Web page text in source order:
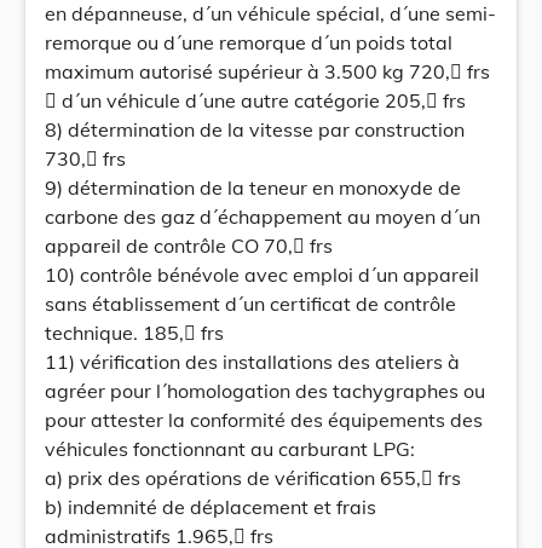
en dépanneuse, d´un véhicule spécial, d´une semi-
remorque ou d´une remorque d´un poids total
maximum autorisé supérieur à 3.500 kg 720, frs
 d´un véhicule d´une autre catégorie 205, frs
8) détermination de la vitesse par construction
730, frs
9) détermination de la teneur en monoxyde de
carbone des gaz d´échappement au moyen d´un
appareil de contrôle CO 70, frs
10) contrôle bénévole avec emploi d´un appareil
sans établissement d´un certificat de contrôle
technique. 185, frs
11) vérification des installations des ateliers à
agréer pour l´homologation des tachygraphes ou
pour attester la conformité des équipements des
véhicules fonctionnant au carburant LPG:
a) prix des opérations de vérification 655, frs
b) indemnité de déplacement et frais
administratifs 1.965, frs